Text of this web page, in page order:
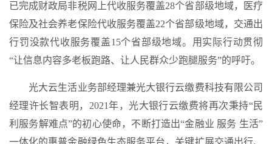
已完成财政局非税网上代收服务覆盖28个省部级地域，医疗
保险及社会养老保险代收服务覆盖22个省部级地域，交通出
行罚没款代收服务覆盖15个省部级地域。用实际行动贯彻
“让信息内容多老板跑路、让人民群众少跑腿服务”的呼吁。
光大云生活业务部经理兼光大银行云缴费科技有限公司
经理许长智表明，2021年，光大银行云缴费将再次秉持“民
利服务解难点”的初心使命，不断打造出“金融业 服务 生活”
一体化的惠普金融绿色生态服务平台，关键扩展交通出行、